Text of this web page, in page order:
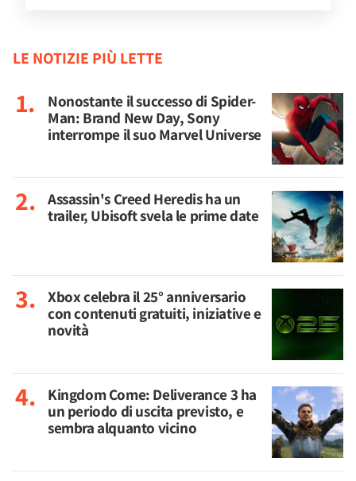
LE NOTIZIE PIÙ LETTE
Nonostante il successo di Spider-
Man: Brand New Day, Sony
interrompe il suo Marvel Universe
Assassin's Creed Heredis ha un
trailer, Ubisoft svela le prime date
Xbox celebra il 25° anniversario
con contenuti gratuiti, iniziative e
novità
Kingdom Come: Deliverance 3 ha
un periodo di uscita previsto, e
sembra alquanto vicino